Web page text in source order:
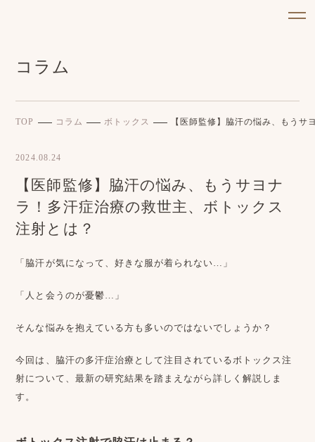
コラム
TOP コラム ボトックス 【医師監修】脇汗の悩み、もう
2024.08.24
【医師監修】脇汗の悩み、もうサヨナ
ラ！多汗症治療の救世主、ボトックス
注射とは？
「脇汗が気になって、好きな服が着られない…」
「人と会うのが憂鬱…」
そんな悩みを抱えている方も多いのではないでしょうか？
今回は、脇汗の多汗症治療として注目されているボトックス注
射について、最新の研究結果を踏まえながら詳しく解説しま
す。